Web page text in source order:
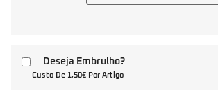
Deseja Embrulho?
Custo De 1,50€ Por Artigo